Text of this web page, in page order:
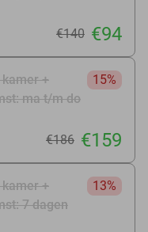
€140 €94
+
ma t/m do
15%
€186 €159
+
7 dagen
13%